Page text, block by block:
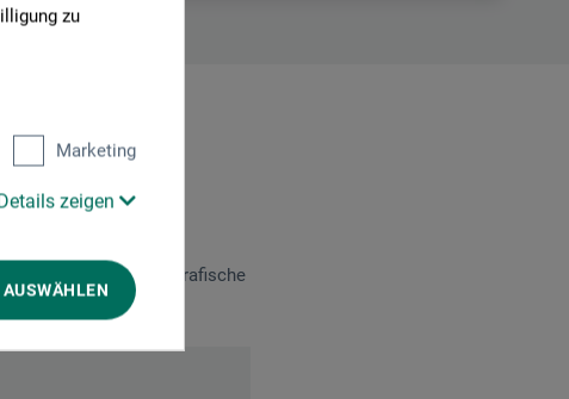
zu
Marketing
zeigen
Konsistenz für kalligrafische
und Leuchtkraft.